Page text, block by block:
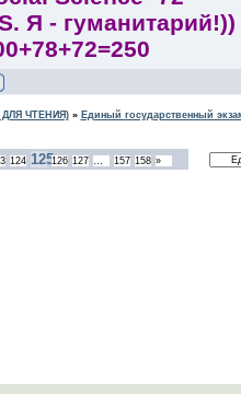
Я - гуманитарий!))
ЧТЕНИЯ)» Единый государственный
124 125126 127 … 157 158 »